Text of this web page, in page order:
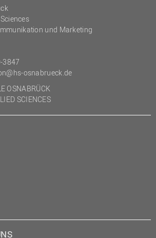
und Marketing
3847
osnabrueck.de
OSNABRÜCK
SCIENCES